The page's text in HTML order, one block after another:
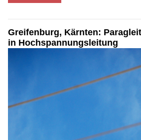
Greifenburg, Kärnten:
in Hochspannungsleitung